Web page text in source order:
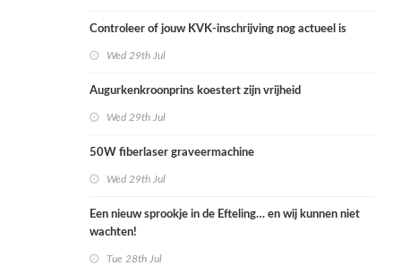
Controleer of jouw KVK-inschrijving nog actueel is
Wed 29th Jul
Augurkenkroonprins koestert zijn vrijheid
Wed 29th Jul
50W fiberlaser graveermachine
Wed 29th Jul
Een nieuw sprookje in de Efteling… en wij kunnen niet
wachten!
Tue 28th Jul